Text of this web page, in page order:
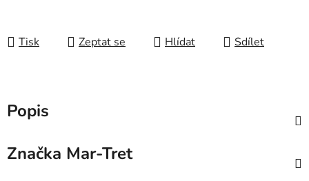
Tisk Zeptat se Hlídat Sdílet
Popis
Značka Mar-Tret